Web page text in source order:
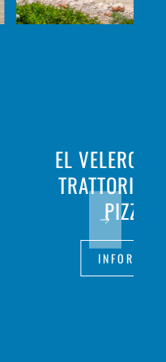
EL VELERO
TRATTORIA